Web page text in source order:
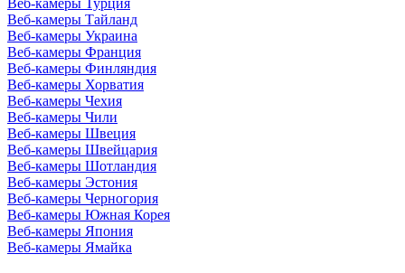
Веб-камеры Турция
Веб-камеры Тайланд
Веб-камеры Украина
Веб-камеры Франция
Веб-камеры Финляндия
Веб-камеры Хорватия
Веб-камеры Чехия
Веб-камеры Чили
Веб-камеры Швеция
Веб-камеры Швейцария
Веб-камеры Шотландия
Веб-камеры Эстония
Веб-камеры Черногория
Веб-камеры Южная Корея
Веб-камеры Япония
Веб-камеры Ямайка